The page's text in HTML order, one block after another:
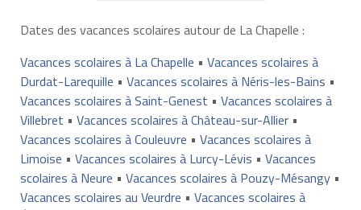
Dates des vacances scolaires autour de La Chapelle :
Vacances scolaires à La Chapelle • Vacances scolaires à
Durdat-Larequille • Vacances scolaires à Néris-les-Bains •
Vacances scolaires à Saint-Genest • Vacances scolaires à
Villebret • Vacances scolaires à Château-sur-Allier•
Vacances scolaires à Couleuvre • Vacances scolaires à
Limoise • Vacances scolaires à Lurcy-Lévis • Vacances
scolaires à Neure • Vacances scolaires à Pouzy-Mésangy•
Vacances scolaires au Veurdre • Vacances scolaires à